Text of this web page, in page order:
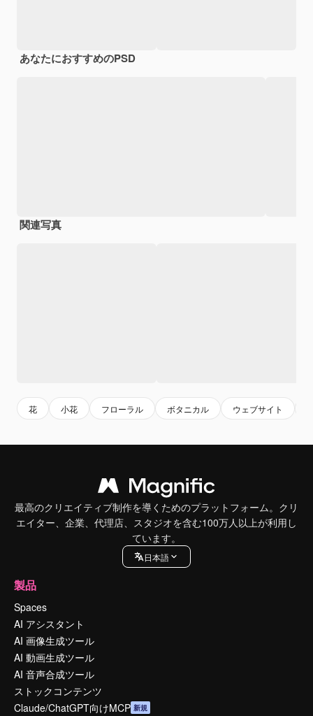
あなたにおすすめのPSD
関連写真
花 小花 フローラル ボタニカル ウェブサイト
最高のクリエイティブ制作を導くためのプラットフォーム。クリ
エイター、企業、代理店、スタジオを含む100万人以上が利用し
ています。
日本語
製品
Spaces
AI アシスタント
AI 画像生成ツール
AI 動画生成ツール
AI 音声合成ツール
ストックコンテンツ
Claude/ChatGPT向けMCP 新規